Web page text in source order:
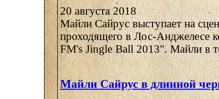
20 августа 2018
Майли Сайрус выступает на
проходящего в Лос-Анджелесе
FM's Jingle Ball 2013". Майли в
Майли Сайрус в длинной